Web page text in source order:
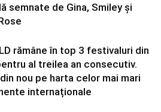
semnate de Gina, Smiley și
rămâne în top 3 festivaluri din
al treilea an consecutiv.
nou pe harta celor mai mari
internaționale